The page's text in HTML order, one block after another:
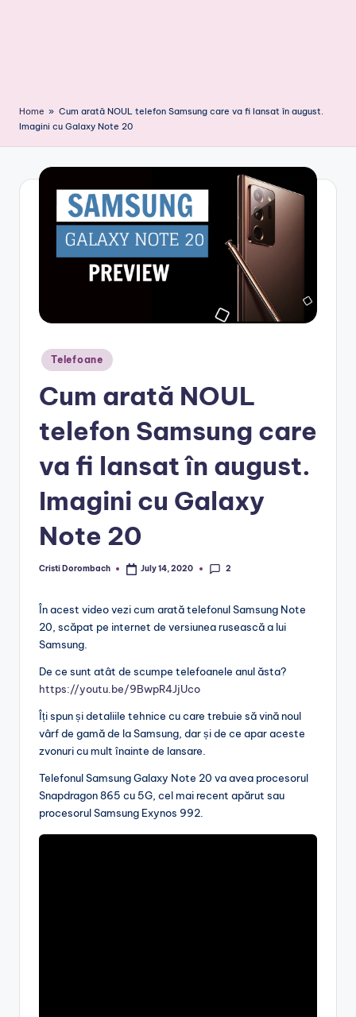
Home » Cum arată NOUL telefon Samsung care va fi lansat în august.
Imagini cu Galaxy Note 20
Posted
in
Telefoane
Cum arată NOUL
telefon Samsung care
va fi lansat în august.
Imagini cu Galaxy
Note 20
Posted
Cristi Dorombach July 14, 2020 2
În acest video vezi cum arată telefonul Samsung Note
20, scăpat pe internet de versiunea rusească a lui
Samsung.
De ce sunt atât de scumpe telefoanele anul ăsta?
https://youtu.be/9BwpR4JjUco
Îți spun și detaliile tehnice cu care trebuie să vină noul
vârf de gamă de la Samsung, dar și de ce apar aceste
zvonuri cu mult înainte de lansare.
Telefonul Samsung Galaxy Note 20 va avea procesorul
Snapdragon 865 cu 5G, cel mai recent apărut sau
procesorul Samsung Exynos 992.